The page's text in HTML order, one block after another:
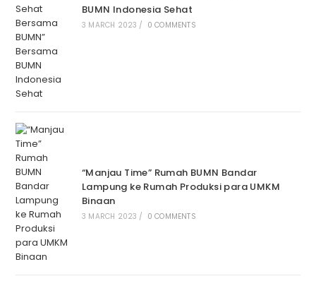
BUMN Indonesia Sehat
3 MARCH 2023 / 0 COMMENTS
“Manjau Time” Rumah BUMN Bandar
Lampung ke Rumah Produksi para UMKM
Binaan
3 MARCH 2023 / 0 COMMENTS